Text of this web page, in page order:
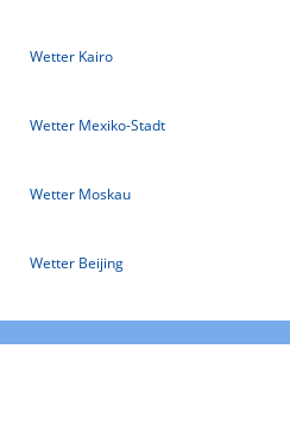
Wetter Kairo
Wetter Mexiko-Stadt
Wetter Moskau
Wetter Beijing